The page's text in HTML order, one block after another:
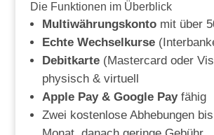
Die Funktionen im Überblick
Multiwährungskontomit über
Echte Wechselkurse
Debitkarte(Mastercard oder
physisch & virtuell
Apple Pay & Google Payfähig
Zwei kostenlose Abhebungen